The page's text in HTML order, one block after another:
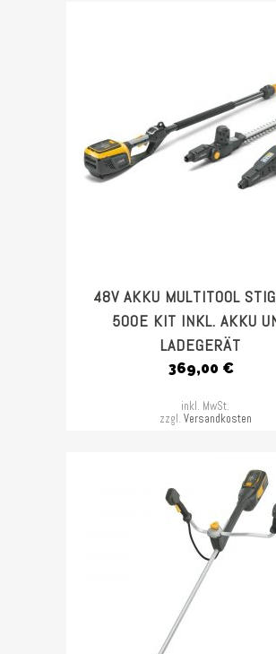
48V AKKU MULTITOOL
500E KIT INKL. AKKU
LADEGERÄT
369,00 €
inkl. MwSt.
zzgl. Versandkosten